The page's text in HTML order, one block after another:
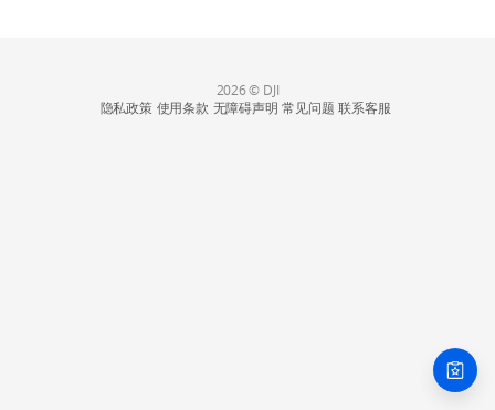
2026 © DJI
隐私政策 使用条款 无障碍声明 常见问题 联系客服